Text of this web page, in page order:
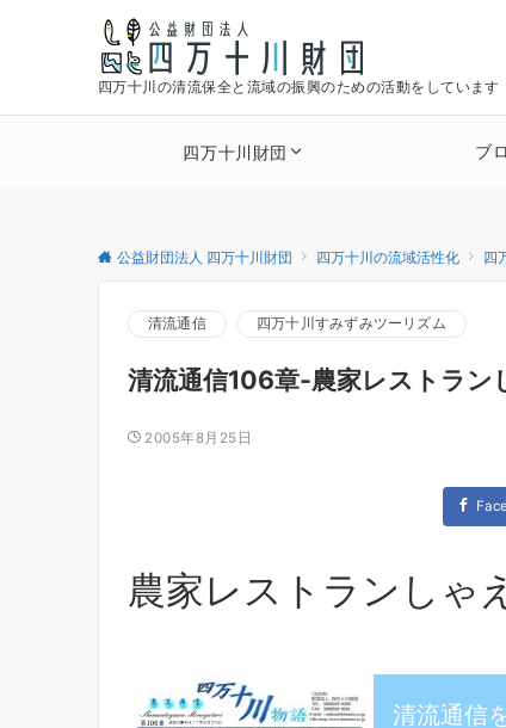
四万十川の清流保全と流域の振興のための活動をしています
四万十川財団 ブ
公益財団法人 四万十川財団 四万十川の流域活性化 四
清流通信 四万十川すみずみツーリズム
清流通信106章-農家レストラン
2005年8月25日
農家レストランしゃ
清流通信